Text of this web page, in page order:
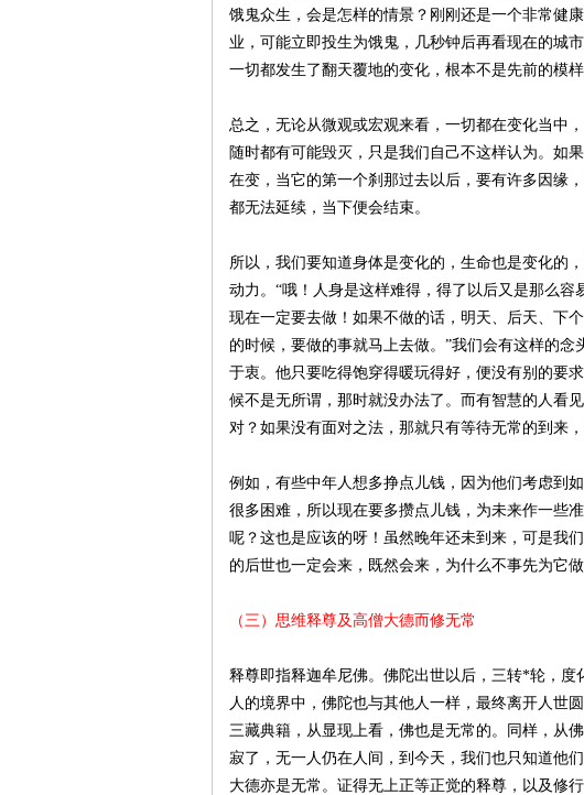
饿鬼众生，会是怎样的情景？刚刚还是一个非常健
业，可能立即投生为饿鬼，几秒钟后再看现在的城
一切都发生了翻天覆地的变化，根本不是先前的模样
总之，无论从微观或宏观来看，一切都在变化当中
随时都有可能毁灭，只是我们自己不这样认为。如
在变，当它的第一个刹那过去以后，要有许多因缘
都无法延续，当下便会结束。
所以，我们要知道身体是变化的，生命也是变化的
动力。“哦！人身是这样难得，得了以后又是那么
现在一定要去做！如果不做的话，明天、后天、下
的时候，要做的事就马上去做。”我们会有这样的
于衷。他只要吃得饱穿得暖玩得好，便没有别的要
候不是无所谓，那时就没办法了。而有智慧的人看
对？如果没有面对之法，那就只有等待无常的到来
例如，有些中年人想多挣点儿钱，因为他们考虑到
很多困难，所以现在要多攒点儿钱，为未来作一些
呢？这也是应该的呀！虽然晚年还未到来，可是我
的后世也一定会来，既然会来，为什么不事先为它
（三）思维释尊及高僧大德而修无常
释尊即指释迦牟尼佛。佛陀出世以后，三转*轮，
人的境界中，佛陀也与其他人一样，最终离开人世
三藏典籍，从显现上看，佛也是无常的。同样，从
寂了，无一人仍在人间，到今天，我们也只知道他
大德亦是无常。证得无上正等正觉的释尊，以及修